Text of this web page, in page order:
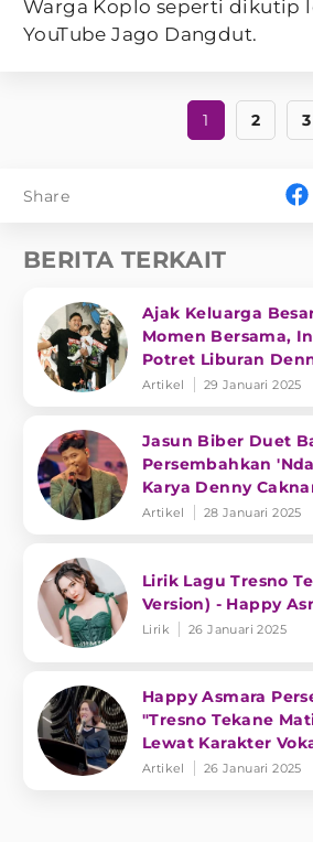
Warga Koplo seperti dikutip
YouTube Jago Dangdut.
1 2 3
Share
BERITA TERKAIT
Ajak Keluarga
Momen Bersama,
Potret Liburan
Artikel 29 Januari 2025
Jasun Biber Duet
Persembahkan
Karya Denny
Artikel 28 Januari 2025
Lirik Lagu Tresno
Version) - Happy
Lirik 26 Januari 2025
Happy Asmara
"Tresno Tekane
Lewat Karakter
Artikel 26 Januari 2025